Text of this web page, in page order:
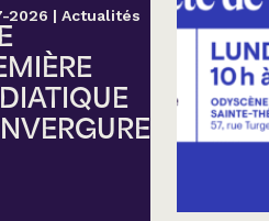
Humour
2026 | Actualités